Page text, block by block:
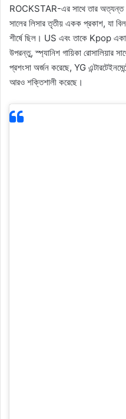
ROCKSTAR-এর সাথে তার অত্যন্ত
সালের লিসার তৃতীয় একক প্রকাশ, যা
শীর্ষে ছিল। US এবং তাকে Kpop
উপরন্তু, স্প্যানিশ গায়িকা রোসালিয়ার
প্রশংসা অর্জন করেছে, YG
আরও শক্তিশালী করেছে।